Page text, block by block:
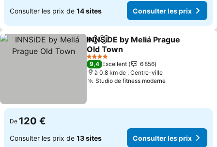
Consulter les prix de 14 sites Consulter les prix
PartagerAjouter à mes favoris
INNSiDE by Meliá Prague
Old Town
Consulter les prix
4 Étoiles
9,4 Excellent
6 856
à 0.8 km de : Centre-ville
Studio de fitness moderneConsulter les
De 120 €
Consulter les prix de 13 sites Consulter les prix